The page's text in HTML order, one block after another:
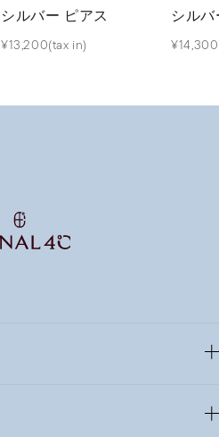
シルバー ピアス
¥13,200(tax in)
シル